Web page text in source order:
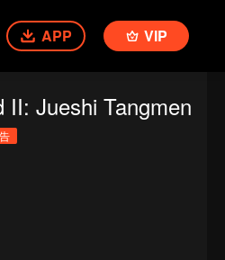
APP VIP
II: Jueshi Tangmen